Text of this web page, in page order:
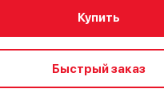
Купить
Быстрый заказ